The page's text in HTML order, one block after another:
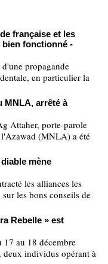
française et les
bien fonctionné -
propagande
en particulier la
MNLA, arrêté à
Attaher, porte-parole
(MNLA) a été
mène
les alliances les
les bons conseils de
Rebelle » est
au 18 décembre
individus opérant à